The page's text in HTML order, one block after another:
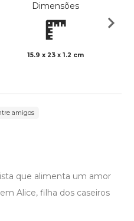
Dimensões
15.9 x 23 x 1.2 cm
amigos
que alimenta um amor
Alice, filha dos caseiros